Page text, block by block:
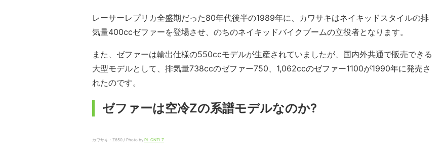
レーサーレプリカ全盛期だった80年代後半の1989年に、カワサキはネイキッドスタイルの排
気量400ccゼファーを登場させ、のちのネイキッドバイクブームの立役者となります。
また、ゼファーは輸出仕様の550ccモデルが生産されていましたが、国内外共通で販売できる
大型モデルとして、排気量738ccのゼファー750、1,062ccのゼファー1100が1990年に発売さ
れたのです。
ゼファーは空冷Zの系譜モデルなのか?
カワサキ・Z650 / Photo by RL GNZLZ